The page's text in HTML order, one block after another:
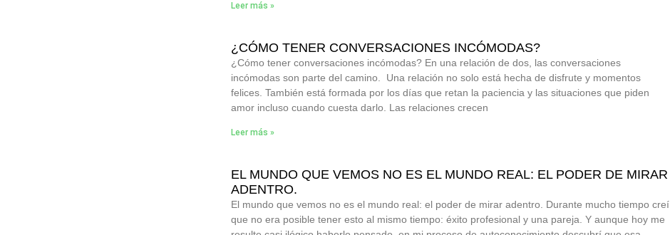
Leer más »
¿CÓMO TENER CONVERSACIONES INCÓMODAS?
¿Cómo tener conversaciones incómodas? En una relación de dos, las conversaciones
incómodas son parte del camino. Una relación no solo está hecha de disfrute y momentos
felices. También está formada por los días que retan la paciencia y las situaciones que piden
amor incluso cuando cuesta darlo. Las relaciones crecen
Leer más »
EL MUNDO QUE VEMOS NO ES EL MUNDO REAL: EL PODER DE MIRAR
ADENTRO.
El mundo que vemos no es el mundo real: el poder de mirar adentro. Durante mucho tiempo creí
que no era posible tener esto al mismo tiempo: éxito profesional y una pareja. Y aunque hoy me